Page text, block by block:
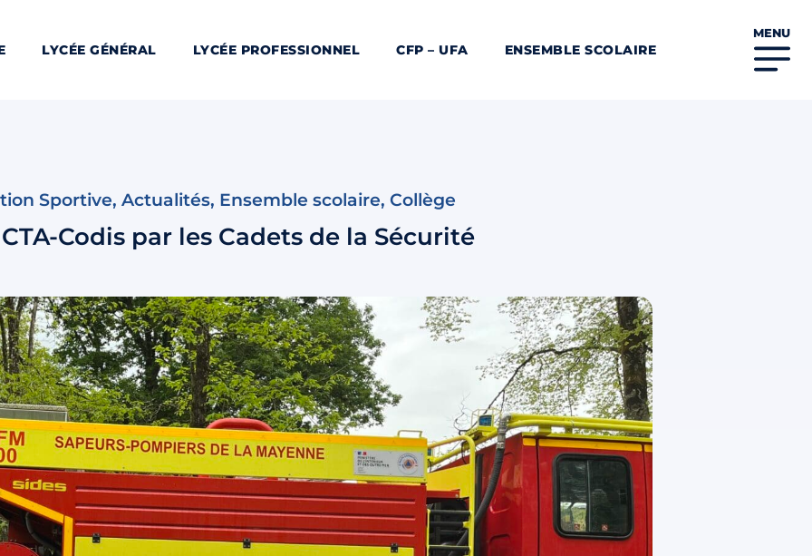
LYCÉE GÉNÉRAL LYCÉE PROFESSIONNEL CFP – UFA ENSEMBLE SCOLAIRE
MENU
Sportive, Actualités, Ensemble scolaire, Collège
Codis par les Cadets de la Sécurité